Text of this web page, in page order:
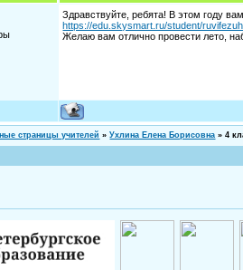
Здравствуйте, ребята! В этом году
https://edu.skysmart.ru/student/
Желаю вам отлично провести лето,
страницы учителей » Ухлина Елена Борисовна » 4